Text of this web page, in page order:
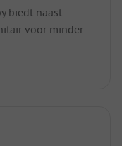
biedt naast
voor minder